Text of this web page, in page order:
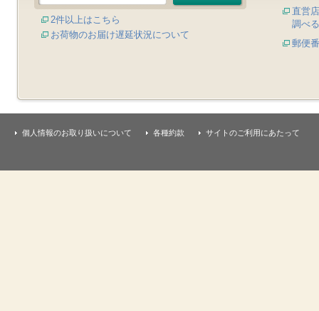
2件以上はこちら
お荷物のお届け遅延状況について
直営
調べる
郵便
個人情報のお取り扱いについて 各種約款 サイトのご利用にあたって